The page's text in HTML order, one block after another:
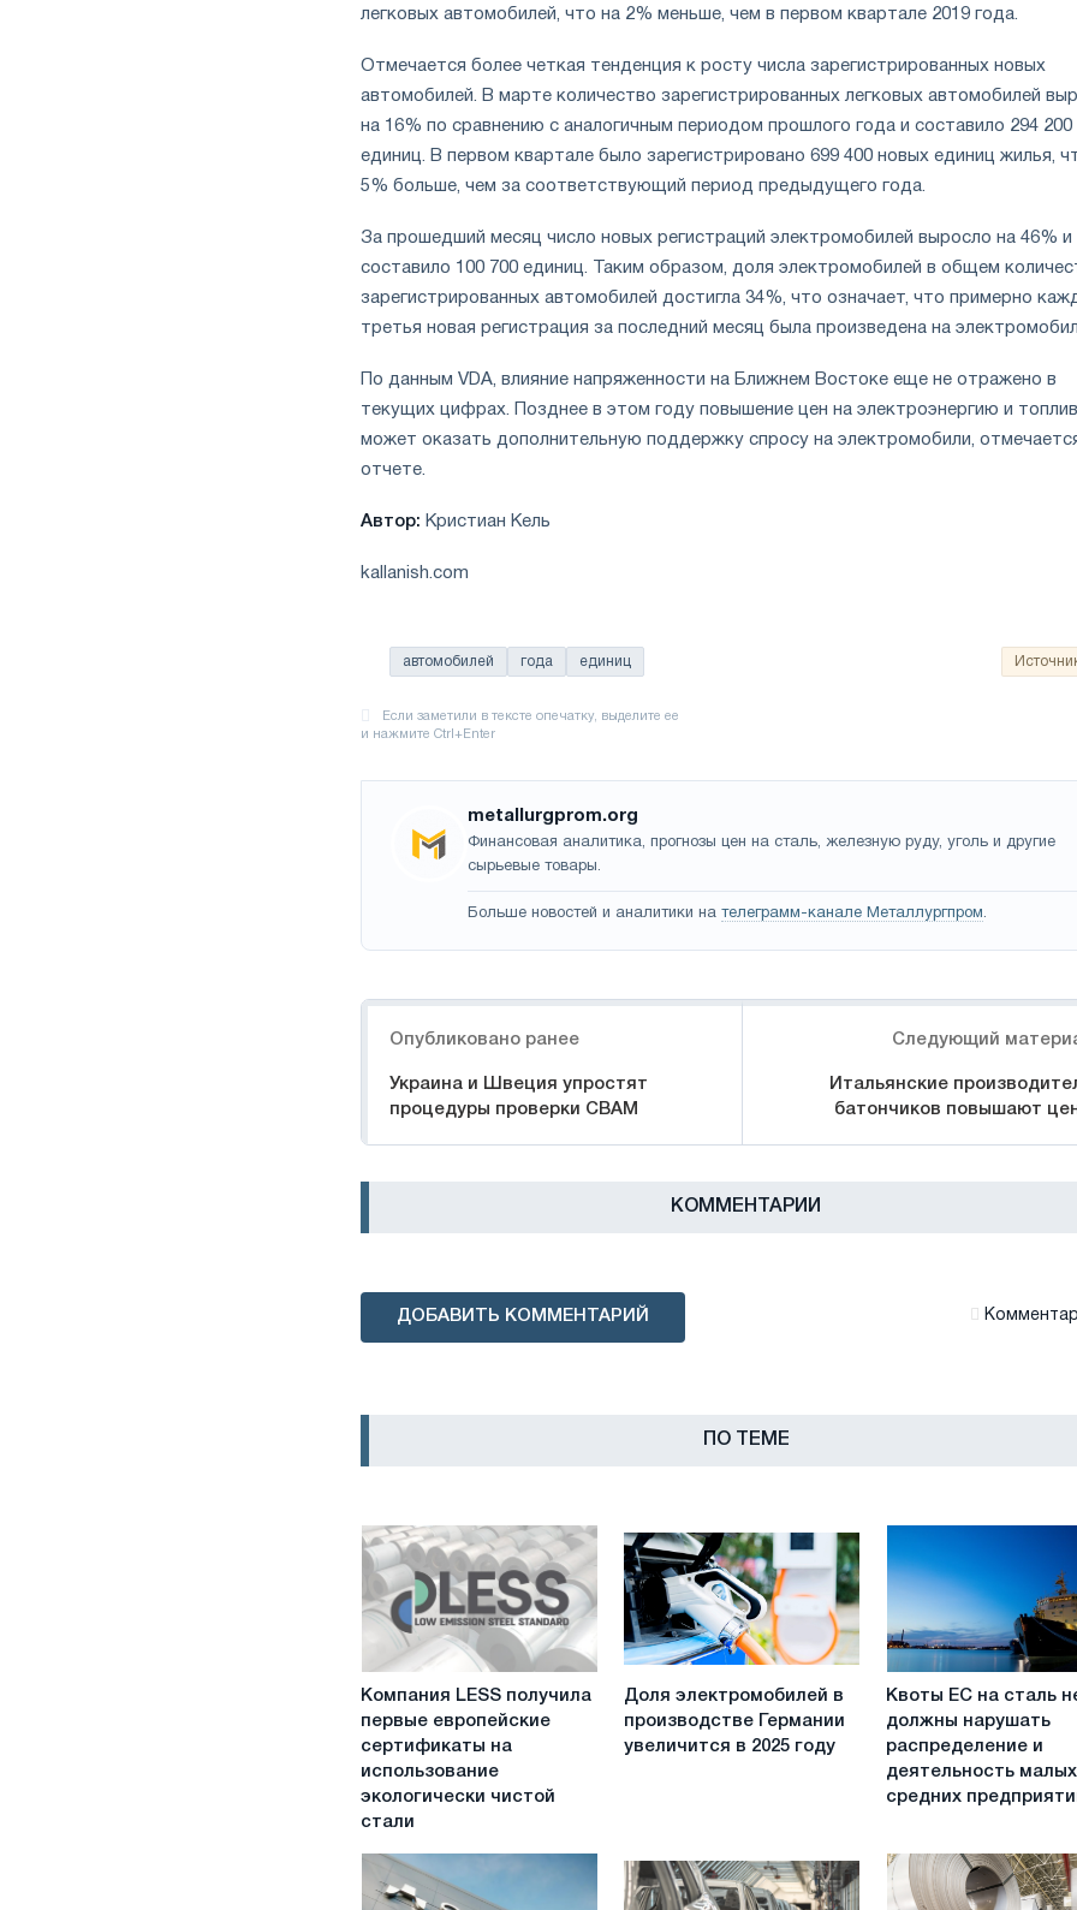
легковых автомобилей, что на 2% меньше, чем в первом квартале 2019 года.
Отмечается более четкая тенденция к росту числа зарегистрированных новых
автомобилей. В марте количество зарегистрированных легковых автомобилей
на 16% по сравнению с аналогичным периодом прошлого года и составило 294 200
единиц. В первом квартале было зарегистрировано 699 400 новых единиц жилья,
5% больше, чем за соответствующий период предыдущего года.
За прошедший месяц число новых регистраций электромобилей выросло на 46% и
составило 100 700 единиц. Таким образом, доля электромобилей в общем
зарегистрированных автомобилей достигла 34%, что означает, что примерно
третья новая регистрация за последний месяц была произведена на
По данным VDA, влияние напряженности на Ближнем Востоке еще не отражено в
текущих цифрах. Позднее в этом году повышение цен на электроэнергию и
может оказать дополнительную поддержку спросу на электромобили,
отчете.
Автор: Кристиан Кель
kallanish.com
автомобилей года единиц
metallurgprom.org
Финансовая аналитика, прогнозы цен на сталь, железную руду, уголь и другие
сырьевые товары.
Больше новостей и аналитики на телеграмм-канале Металлургпром.
Опубликовано ранее
Украина и Швеция упростят
процедуры проверки CBAM
Следующий
Итальянские
батончиков повышают
КОММЕНТАРИИ
ДОБАВИТЬ КОММЕНТАРИЙ
ПО ТЕМЕ
Компания
получила
первые
использование
экологически
Компания LESS получила
первые европейские
сертификаты на
использование
экологически чистой
стали
Доля
электромобилей
производстве
2025
году
Доля электромобилей в
производстве Германии
увеличится в 2025 году
Квоты
на
сталь
не
должны
распределение
и
Квоты ЕС на сталь
должны нарушать
распределение и
деятельность
средних